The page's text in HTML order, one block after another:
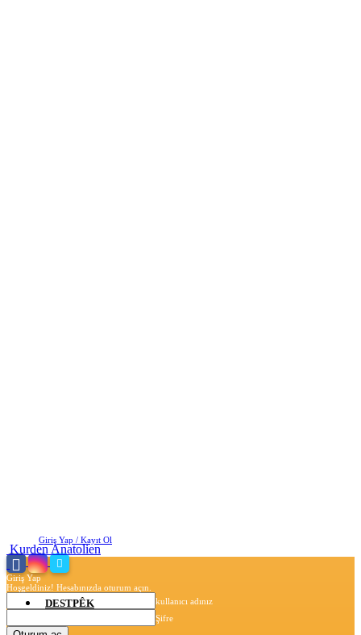
Giriş Yap / Kayıt Ol
Giriş Yap
Hoşgeldiniz! Hesabınızda oturum açın.
kullanıcı adınız
Şifre
Kurden Anatolien
DESTPÊK